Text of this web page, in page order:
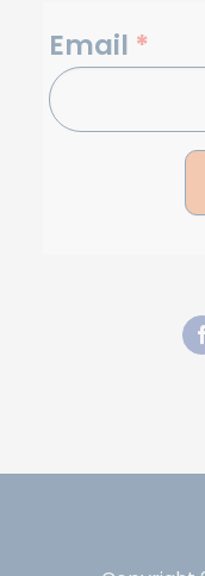
NEWSLETTERS
Email *